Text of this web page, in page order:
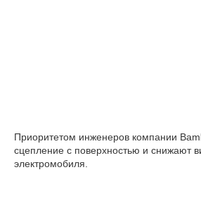
Приоритетом инженеров компании
сцепление с поверхностью и снижают
электромобиля.